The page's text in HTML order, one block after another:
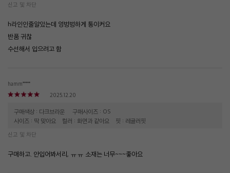
신고 및 차단
h라인인줄알았는데 엉벙벙하게 통이커요
반품 귀찮
수선해서 입으려고 함
hamm*****
2025.12.20
구매색상 : 다크브라운
구매사이즈 : OS
사이즈 : 딱 맞아요
컬러 : 화면과 같아요 핏 : 레귤러핏
신고 및 차단
구매하고. 안입어봐서리, ㅠㅠ 소재는 너무~~~좋아요